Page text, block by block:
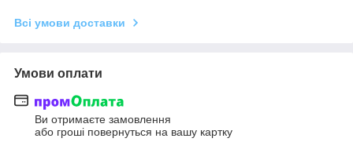
Всі умови доставки
Умови оплати
Ви отримаєте замовлення
або гроші повернуться на вашу картку